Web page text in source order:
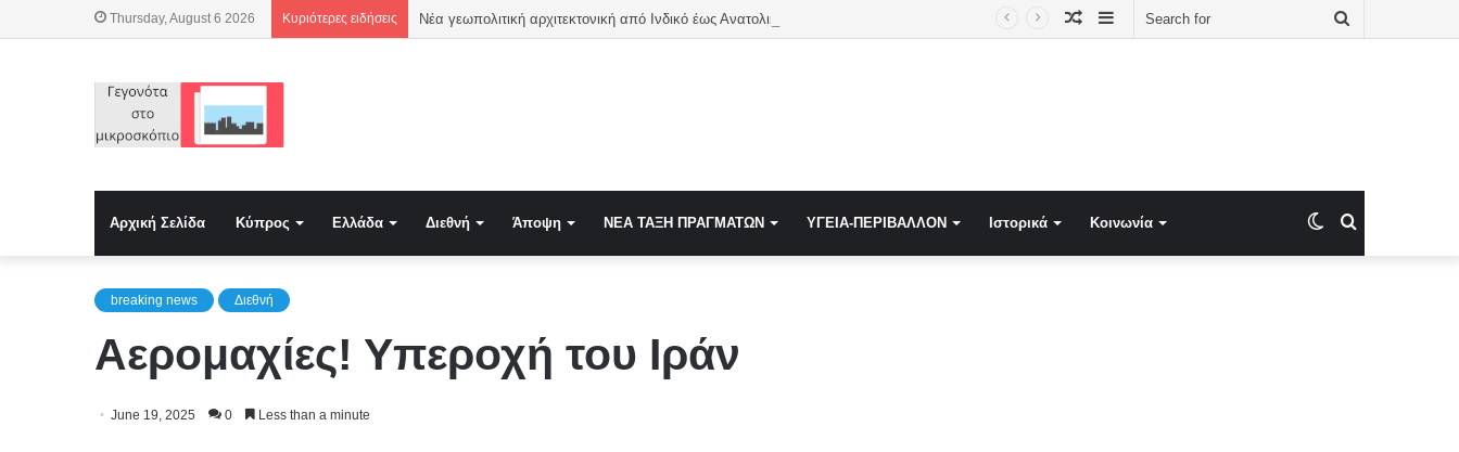
Thursday, August 6 2026 Κυριότερες ειδήσεις Sidebar
Random
Αρχική Σελίδα Κύπρος Ελλάδα Διεθνή Άποψη NEA TAΞΗ ΠΡΑΓΜΑΤΩΝ ΥΓΕΙΑ-ΠΕΡΙΒΑΛΛΟΝ Ιστορικά Κοινωνία Switch
breaking news Διεθνή
Αερομαχίες! Υπεροχή του Ιράν
June 19, 2025 0 Less than a minute